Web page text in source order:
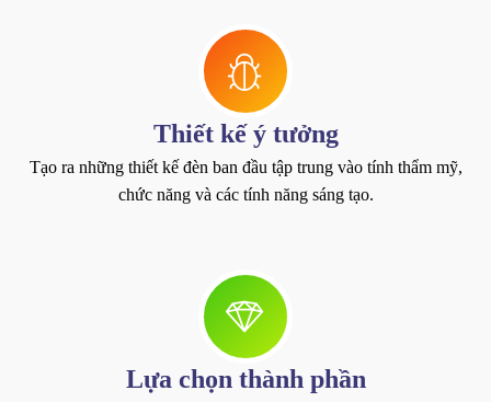
Thiết kế ý tưởng
Tạo ra những thiết kế đèn ban đầu tập trung vào tính thẩm mỹ,
chức năng và các tính năng sáng tạo.
Lựa chọn thành phần